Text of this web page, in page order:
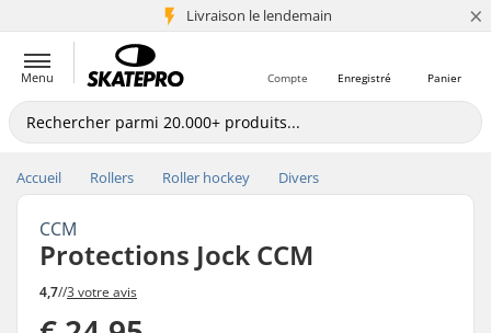
Livraison le lendemain
+5 mio de clients ×
Menu Panier
Enregistré
Compte
Accueil Rollers Roller hockey Divers
CCM
Protections Jock CCM
4,7//3 votre avis